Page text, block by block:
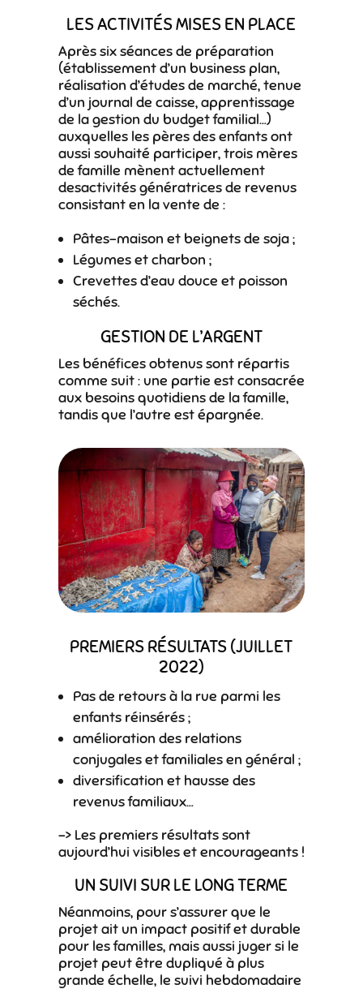
LES ACTIVITÉS MISES EN PLACE
Après six séances de préparation
(établissement d’un business plan,
réalisation d’études de marché, tenue
d’un journal de caisse, apprentissage
de la gestion du budget familial…)
auxquelles les pères des enfants ont
aussi souhaité participer, trois mères
de famille mènent actuellement
desactivités génératrices de revenus
consistant en la vente de :
Pâtes-maison et beignets de soja ;
Légumes et charbon ;
Crevettes d’eau douce et poisson
séchés.
GESTION DE L’ARGENT
Les bénéfices obtenus sont répartis
comme suit : une partie est consacrée
aux besoins quotidiens de la famille,
tandis que l’autre est épargnée.
PREMIERS RÉSULTATS (JUILLET
2022)
Pas de retours à la rue parmi les
enfants réinsérés ;
amélioration des relations
conjugales et familiales en général ;
diversification et hausse des
revenus familiaux…
–> Les premiers résultats sont
aujourd’hui visibles et encourageants !
UN SUIVI SUR LE LONG TERME
Néanmoins, pour s’assurer que le
projet ait un impact positif et durable
pour les familles, mais aussi juger si le
projet peut être dupliqué à plus
grande échelle, le suivi hebdomadaire